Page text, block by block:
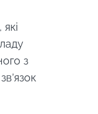
вісь
з